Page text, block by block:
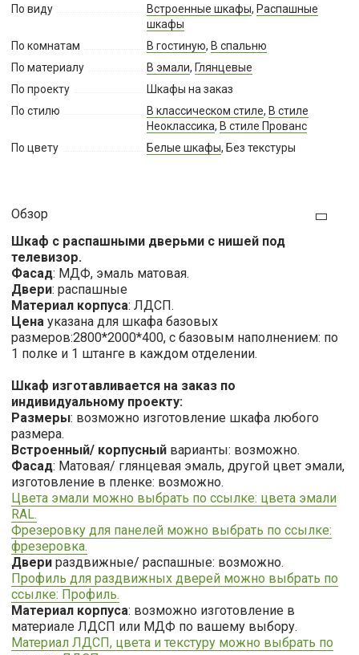
По виду
Встроенные шкафы, Распашные
шкафы
По комнатам
В гостиную, В спальню
По материалу
В эмали, Глянцевые
По проекту
Шкафы на заказ
По стилю
В классическом стиле, В стиле
Неоклассика, В стиле Прованс
По цвету
Белые шкафы, Без текстуры
Обзор
Шкаф с распашными дверьми с нишей под
телевизор.
Фасад: МДФ, эмаль матовая.
Двери: распашные
Материал корпуса: ЛДСП.
Цена указана для шкафа базовых
размеров:2800*2000*400, с базовым наполнением: по
1 полке и 1 штанге в каждом отделении.
Шкаф изготавливается на заказ по
индивидуальному проекту:
Размеры: возможно изготовление шкафа любого
размера.
Встроенный/ корпусный варианты: возможно.
Фасад: Матовая/ глянцевая эмаль, другой цвет эмали,
изготовление в пленке: возможно.
Цвета эмали можно выбрать по ссылке: цвета эмали
RAL.
Фрезеровку для панелей можно выбрать по ссылке:
фрезеровка.
Двери раздвижные/ распашные: возможно.
Профиль для раздвижных дверей можно выбрать по
ссылке: Профиль.
Материал корпуса: возможно изготовление в
материале ЛДСП или МДФ по вашему выбору.
Материал ЛДСП, цвета и текстуру можно выбрать по